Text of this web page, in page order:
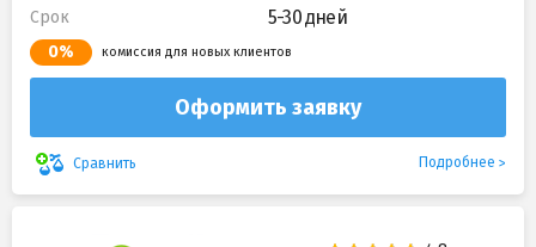
Срок 5-30 дней
0% комиссия для новых клиентов
Оформить заявку
Сравнить Подробнее